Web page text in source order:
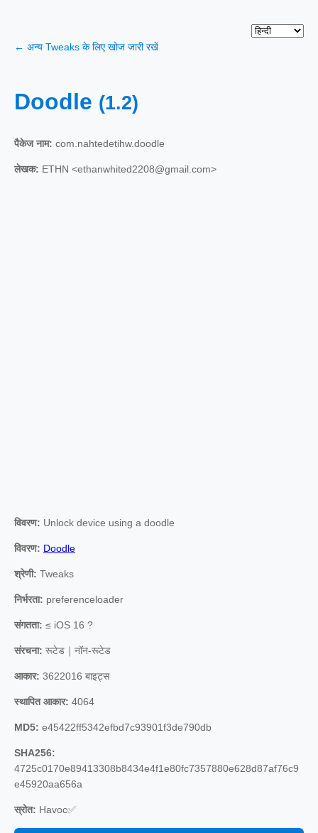
← अन्य Tweaks के लिए खोज जारी रखें
Doodle (1.2)
पैकेज नाम: com.nahtedetihw.doodle
लेखक: ETHN <ethanwhited2208@gmail.com>
विवरण: Unlock device using a doodle
विवरण: Doodle
श्रेणी: Tweaks
निर्भरता: preferenceloader
संगतता: ≤ iOS 16 ?
संरचना: रूटेड｜नॉन-रूटेड
आकार: 3622016 बाइट्स
स्थापित आकार: 4064
MD5: e45422ff5342efbd7c93901f3de790db
SHA256:
4725c0170e89413308b8434e4f1e80fc7357880e628d87af76c9
e45920aa656a
स्रोत: Havoc✅